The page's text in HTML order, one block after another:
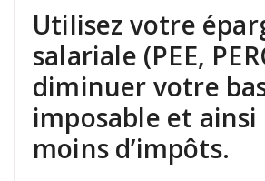
Utilisez votre
salariale (PEE,
diminuer votre
imposable et ainsi
moins d’impôts.